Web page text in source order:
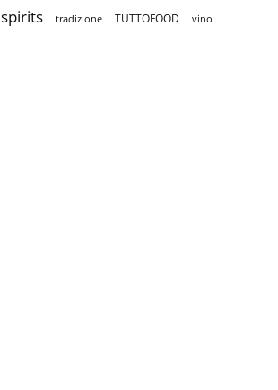
spirits tradizione TUTTOFOOD vino